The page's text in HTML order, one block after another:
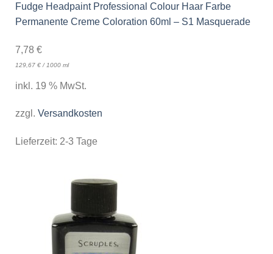
Fudge Headpaint Professional Colour Haar Farbe
Permanente Creme Coloration 60ml – S1 Masquerade
7,78 €
129,67 €/ 1000 ml
inkl. 19 % MwSt.
zzgl. Versandkosten
Lieferzeit: 2-3 Tage